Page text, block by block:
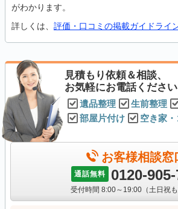
がわかります。
詳しくは、 評価・口コミの掲載ガイドライ
見積もり依頼＆相談、
お気軽にお電話ください
遺品整理 生前整理
部屋片付け
空き家
お客様相談窓
通話無料 0120-
受付時間 8:00～19:00（土日祝も